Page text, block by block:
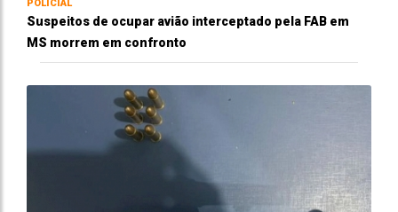
POLICIAL
Suspeitos de ocupar avião interceptado pela FAB em
MS morrem em confronto